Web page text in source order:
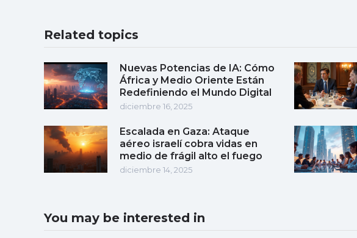
Related topics
Nuevas Potencias de IA: Cómo
África y Medio Oriente Están
Redefiniendo el Mundo Digital
diciembre 16, 2025
Escalada en Gaza: Ataque
aéreo israelí cobra vidas en
medio de frágil alto el fuego
diciembre 14, 2025
You may be interested in